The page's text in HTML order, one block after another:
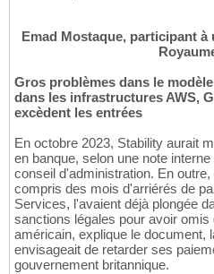
Emad Mostaque, participant à
Gros problèmes dans le
dans les infrastructures AWS,
excèdent les entrées
En octobre 2023, Stability aurait
en banque, selon une note
conseil d'administration. En
compris des mois d'arriérés de
Services, l'avaient déjà plongée
sanctions légales pour avoir omis
américain, explique le document,
envisageait de retarder ses
gouvernement britannique.